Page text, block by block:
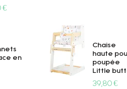
€
en
Chaise
haute
poupée
Little
Prix
39,80 €